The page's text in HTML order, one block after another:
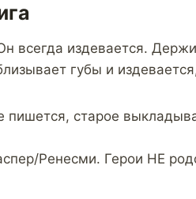
всегда издевается.
губы и
пишется, старое
Ренесми. Герои НЕ